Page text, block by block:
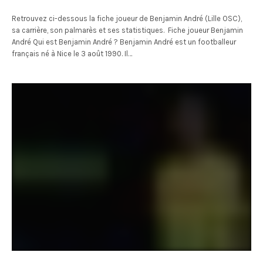
Retrouvez ci-dessous la fiche joueur de Benjamin André (Lille OSC),
sa carrière, son palmarès et ses statistiques. Fiche joueur Benjamin
André Qui est Benjamin André ? Benjamin André est un footballeur
français né à Nice le 3 août 1990. Il…